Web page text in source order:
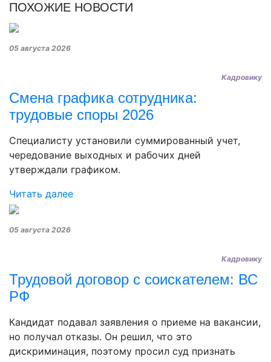
ПОХОЖИЕ НОВОСТИ
05 августа 2026
Кадровику
Смена графика сотрудника:
трудовые споры 2026
Специалисту установили суммированный учет,
чередование выходных и рабочих дней
утверждали графиком.
Читать далее
05 августа 2026
Кадровику
Трудовой договор с соискателем: ВС
РФ
Кандидат подавал заявления о приеме на вакансии,
но получал отказы. Он решил, что это
дискриминация, поэтому просил суд признать